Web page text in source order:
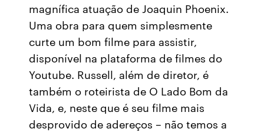
magnífica atuação de Joaquin Phoenix.
Uma obra para quem simplesmente
curte um bom filme para assistir,
disponível na plataforma de filmes do
Youtube. Russell, além de diretor, é
também o roteirista de O Lado Bom da
Vida, e, neste que é seu filme mais
desprovido de adereços – não temos a